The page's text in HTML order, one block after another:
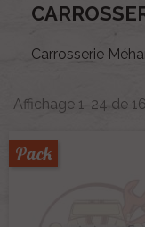
Carrosserie
Affichage 1-24 de
Pack